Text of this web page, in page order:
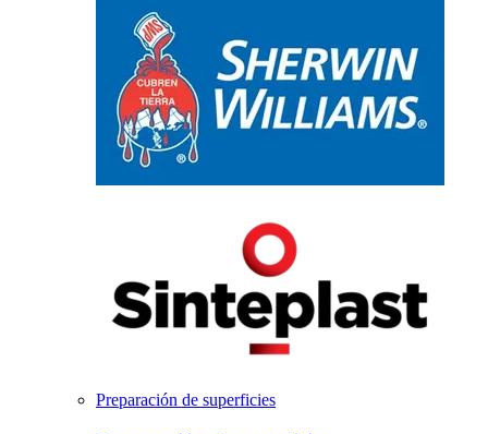
Preparación de superficies